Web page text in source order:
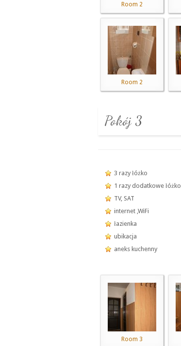
Room 2
Room 2
Pokój 3
3 razy łóżko
1 razy dodatkowe łóżko
TV, SAT
internet ,WiFi
łazienka
ubikacja
aneks kuchenny
Room 3